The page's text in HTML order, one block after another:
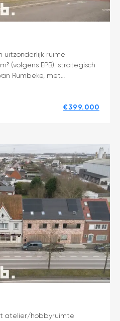
uitzonderlijk ruime
(volgens EPB), strategisch
Rumbeke, met…
€399.000
atelier/hobbyruimte